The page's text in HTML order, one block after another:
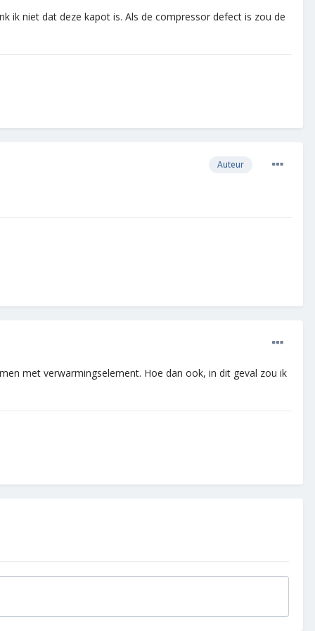
ik niet dat deze kapot is. Als de compressor defect is zou de
Auteur
met verwarmingselement. Hoe dan ook, in dit geval zou ik